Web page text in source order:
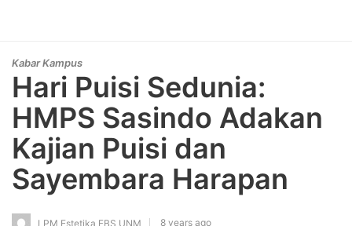
Kabar Kampus
Hari Puisi Sedunia:
HMPS Sasindo Adakan
Kajian Puisi dan
Sayembara Harapan
LPM Estetika FBS UNM 8 years ago